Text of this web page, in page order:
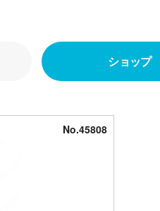
ショップ
No.45808